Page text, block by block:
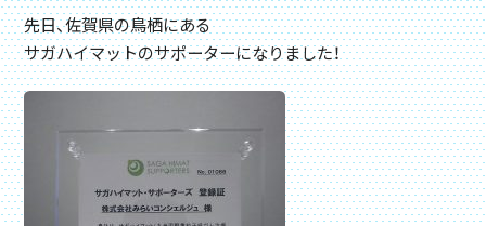
先日、佐賀県の鳥栖にある
サガハイマットのサポーターになりました！